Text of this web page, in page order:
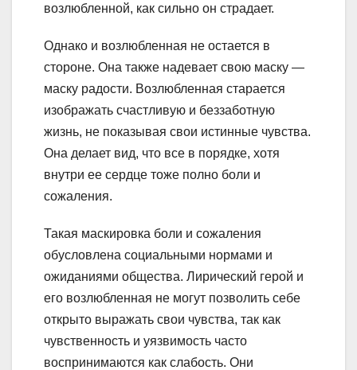
возлюбленной, как сильно он страдает.
Однако и возлюбленная не остается в
стороне. Она также надевает свою маску —
маску радости. Возлюбленная старается
изображать счастливую и беззаботную
жизнь, не показывая свои истинные чувства.
Она делает вид, что все в порядке, хотя
внутри ее сердце тоже полно боли и
сожаления.
Такая маскировка боли и сожаления
обусловлена социальными нормами и
ожиданиями общества. Лирический герой и
его возлюбленная не могут позволить себе
открыто выражать свои чувства, так как
чувственность и уязвимость часто
воспринимаются как слабость. Они